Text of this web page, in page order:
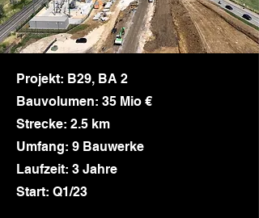
Projekt: B29, BA 2
Bauvolumen: 35 Mio €
Strecke: 2.5 km
Umfang: 9 Bauwerke
Laufzeit: 3 Jahre
Start: Q1/23